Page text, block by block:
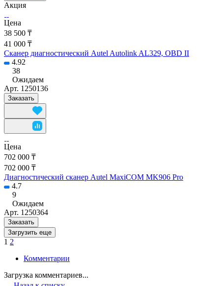
Акция
Цена
38 500 ₸
41 000 ₸
Сканер диагностический Autel Autolink AL329, OBD II
4.92
38
Ожидаем
Арт. 1250136
Заказать
Цена
702 000 ₸
702 000 ₸
Диагностический сканер Autel MaxiCOM MK906 Pro
4.7
9
Ожидаем
Арт. 1250364
Заказать
Загрузить еще
1 2
Комментарии
Загрузка комментариев...